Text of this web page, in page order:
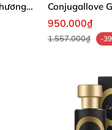
Conjugallove
lên cơ thể
950.000₫
1.557.000₫ -